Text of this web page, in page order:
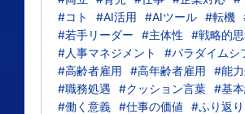
#コト
#AI活用 #AIツール #転機
#若手リーダー
#主体性
#戦略的
#人事マネジメント
#パラダイムシ
#高齢者雇用
#高年齢者雇用
#能
#職務処遇
#クッション言葉 #基
#働く意義 #仕事の価値
#ふり返り